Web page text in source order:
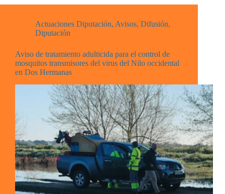
Actuaciones Diputación, Avisos, Difusión,
Diputación
Aviso de tratamiento adulticida para el control de
mosquitos transmisores del virus del Nilo occidental
en Dos Hermanas